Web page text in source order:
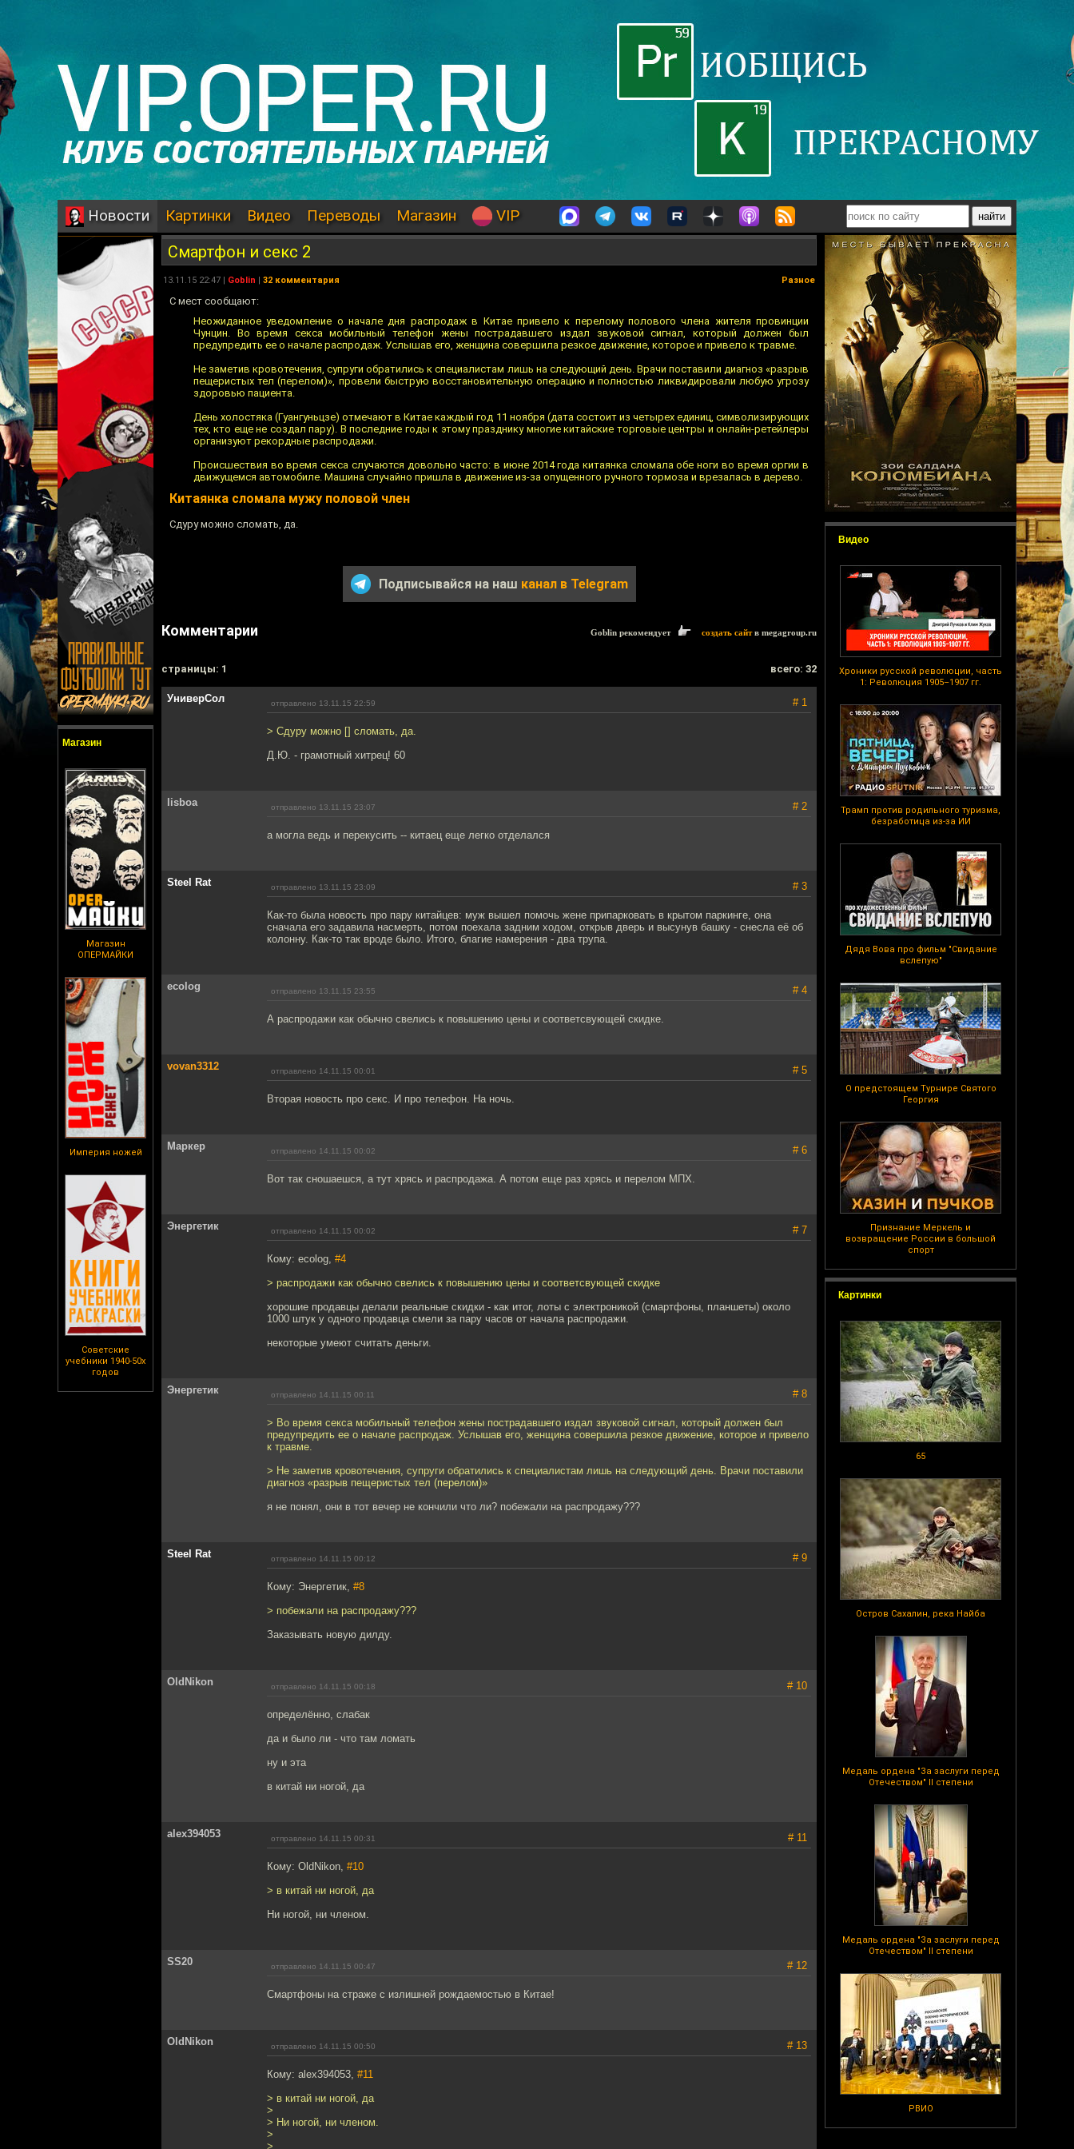
Новости Картинки Видео Переводы Магазин VIP
Магазин
Магазин
ОПЕРМАЙКИ
Империя ножей
Советские
учебники 1940-50х
годов
Видео
Хроники русской революции, часть
1: Революция 1905–1907 гг.
Трамп против родильного туризма,
безработица из-за ИИ
Дядя Вова про фильм "Свидание
вслепую"
О предстоящем Турнире Святого
Георгия
Признание Меркель и
возвращение России в большой
спорт
Картинки
65
Остров Сахалин, река Найба
Медаль ордена "За заслуги перед
Отечеством" II степени
Медаль ордена "За заслуги перед
Отечеством" II степени
РВИО
Смартфон и секс 2
13.11.15 22:47 | Goblin | 32 комментария Разное
С мест сообщают:
Неожиданное уведомление о начале дня распродаж в Китае привело к перелому полового члена жителя провинции
Чунцин. Во время секса мобильный телефон жены пострадавшего издал звуковой сигнал, который должен был
предупредить ее о начале распродаж. Услышав его, женщина совершила резкое движение, которое и привело к травме.
Не заметив кровотечения, супруги обратились к специалистам лишь на следующий день. Врачи поставили диагноз «разрыв
пещеристых тел (перелом)», провели быструю восстановительную операцию и полностью ликвидировали любую угрозу
здоровью пациента.
День холостяка (Гуангуньцзе) отмечают в Китае каждый год 11 ноября (дата состоит из четырех единиц, символизирующих
тех, кто еще не создал пару). В последние годы к этому празднику многие китайские торговые центры и онлайн-ретейлеры
организуют рекордные распродажи.
Происшествия во время секса случаются довольно часто: в июне 2014 года китаянка сломала обе ноги во время оргии в
движущемся автомобиле. Машина случайно пришла в движение из-за опущенного ручного тормоза и врезалась в дерево.
Китаянка сломала мужу половой член
Сдуру можно сломать, да.
Подписывайся на наш канал в Telegram
Комментарии Goblin рекомендует создать сайтв megagroup.ru
cтраницы: 1 всего: 32
УниверСол отправлено 13.11.15 22:59 # 1
> Сдуру можно [] сломать, да.
Д.Ю. - грамотный хитрец! 60
lisboa отправлено 13.11.15 23:07 # 2
а могла ведь и перекусить -- китаец еще легко отделался
Steel Rat отправлено 13.11.15 23:09 # 3
Как-то была новость про пару китайцев: муж вышел помочь жене припарковать в крытом паркинге, она
сначала его задавила насмерть, потом поехала задним ходом, открыв дверь и высунув башку - снесла её об
колонну. Как-то так вроде было. Итого, благие намерения - два трупа.
ecolog отправлено 13.11.15 23:55 # 4
А распродажи как обычно свелись к повышению цены и соответсвующей скидке.
vovan3312 отправлено 14.11.15 00:01 # 5
Вторая новость про секс. И про телефон. На ночь.
Маркер отправлено 14.11.15 00:02 # 6
Вот так сношаешся, а тут хрясь и распродажа. А потом еще раз хрясь и перелом МПХ.
Энергетик отправлено 14.11.15 00:02 # 7
Кому: ecolog, #4
> распродажи как обычно свелись к повышению цены и соответсвующей скидке
хорошие продавцы делали реальные скидки - как итог, лоты с электроникой (смартфоны, планшеты) около
1000 штук у одного продавца смели за пару часов от начала распродажи.
некоторые умеют считать деньги.
Энергетик отправлено 14.11.15 00:11 # 8
> Во время секса мобильный телефон жены пострадавшего издал звуковой сигнал, который должен был
предупредить ее о начале распродаж. Услышав его, женщина совершила резкое движение, которое и привело
к травме.
> Не заметив кровотечения, супруги обратились к специалистам лишь на следующий день. Врачи поставили
диагноз «разрыв пещеристых тел (перелом)»
я не понял, они в тот вечер не кончили что ли? побежали на распродажу???
Steel Rat отправлено 14.11.15 00:12 # 9
Кому: Энергетик, #8
> побежали на распродажу???
Заказывать новую дилду.
OldNikon отправлено 14.11.15 00:18 # 10
определённо, слабак
да и было ли - что там ломать
ну и эта
в китай ни ногой, да
alex394053 отправлено 14.11.15 00:31 # 11
Кому: OldNikon, #10
> в китай ни ногой, да
Ни ногой, ни членом.
SS20 отправлено 14.11.15 00:47 # 12
Смартфоны на страже с излишней рождаемостью в Китае!
OldNikon отправлено 14.11.15 00:50 # 13
Кому: alex394053, #11
> в китай ни ногой, да
>
> Ни ногой, ни членом.
>
>